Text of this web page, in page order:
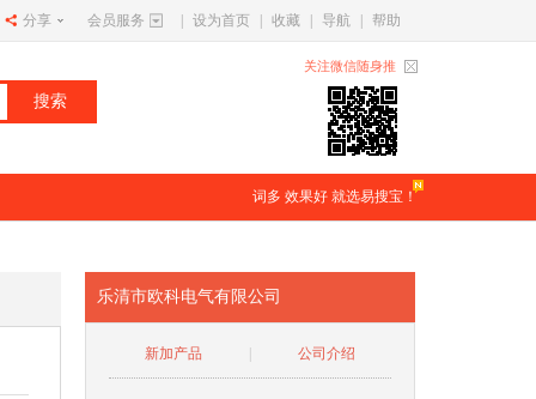
分享 会员服务 设为首页 收藏 导航 帮助
关注微信随身推
词多 效果好 就选易搜宝！
乐清市欧科电气有限公司
新加产品 公司介绍